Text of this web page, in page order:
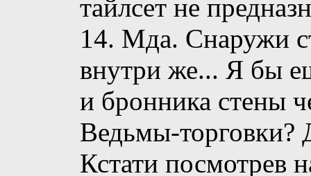
тайлсет не
14. Мда. Снаружи
внутри же... Я бы
и бронника стены
Ведьмы-
Кстати посмотрев